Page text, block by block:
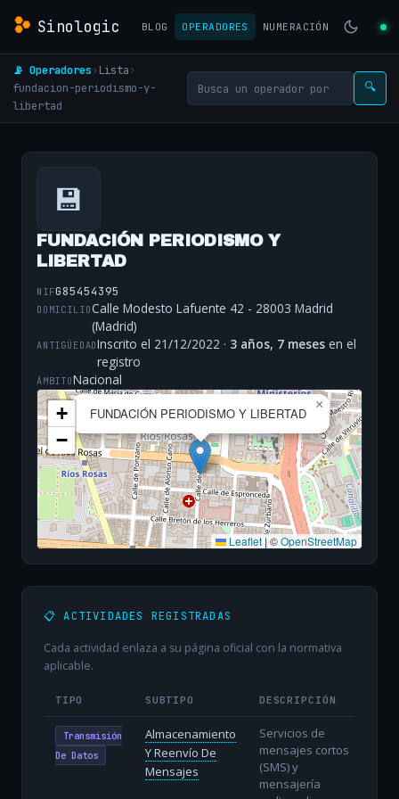
Sinologic BLOG OPERADORES NUMERACIÓN
📡 Operadores› Lista›
fundacion-periodismo-y-
libertad
🔍
💾
FUNDACIÓN PERIODISMO Y
LIBERTAD
NIFG85454395
DOMICILIOCalle Modesto Lafuente 42 - 28003 Madrid
(Madrid)
ANTIGÜEDADInscrito el 21/12/2022 · 3 años, 7 meses en el
registro
ÁMBITONacional
FUNDACIÓN PERIODISMO Y LIBERTAD
×
+
−
Leaflet|©OpenStreetMap
📋 ACTIVIDADES REGISTRADAS
Cada actividad enlaza a su página oficial con la normativa
aplicable.
TIPO SUBTIPO DESCRIPCIÓN
Transmisión
De Datos
Almacenamiento
Y Reenvío De
Mensajes
Servicios de
mensajes cortos
(SMS) y
mensajería